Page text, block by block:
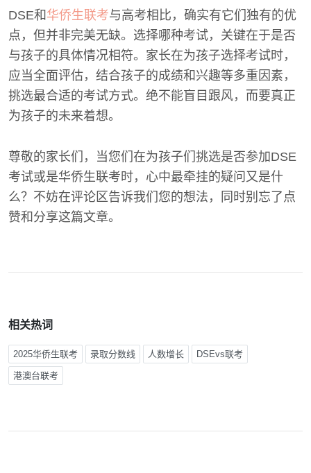
DSE和 华侨生联考与高考相比，确实有它们独有的优
点，但并非完美无缺。选择哪种考试，关键在于是否
与孩子的具体情况相符。家长在为孩子选择考试时，
应当全面评估，结合孩子的成绩和兴趣等多重因素，
挑选最合适的考试方式。绝不能盲目跟风，而要真正
为孩子的未来着想。
尊敬的家长们，当您们在为孩子们挑选是否参加DSE
考试或是华侨生联考时，心中最牵挂的疑问又是什
么？不妨在评论区告诉我们您的想法，同时别忘了点
赞和分享这篇文章。
相关热词
2025华侨生联考 录取分数线 人数增长 DSEvs联考
港澳台联考